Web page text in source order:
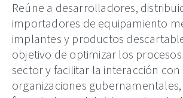
Reúne a desarrolladores,
importadores de equipamiento
implantes y productos
objetivo de optimizar los
sector y facilitar la interacción con
organizaciones